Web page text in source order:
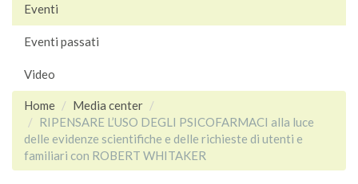
Eventi
Eventi passati
Video
Home
Media center
RIPENSARE L’USO DEGLI PSICOFARMACI alla luce
delle evidenze scientifiche e delle richieste di utenti e
familiari con ROBERT WHITAKER